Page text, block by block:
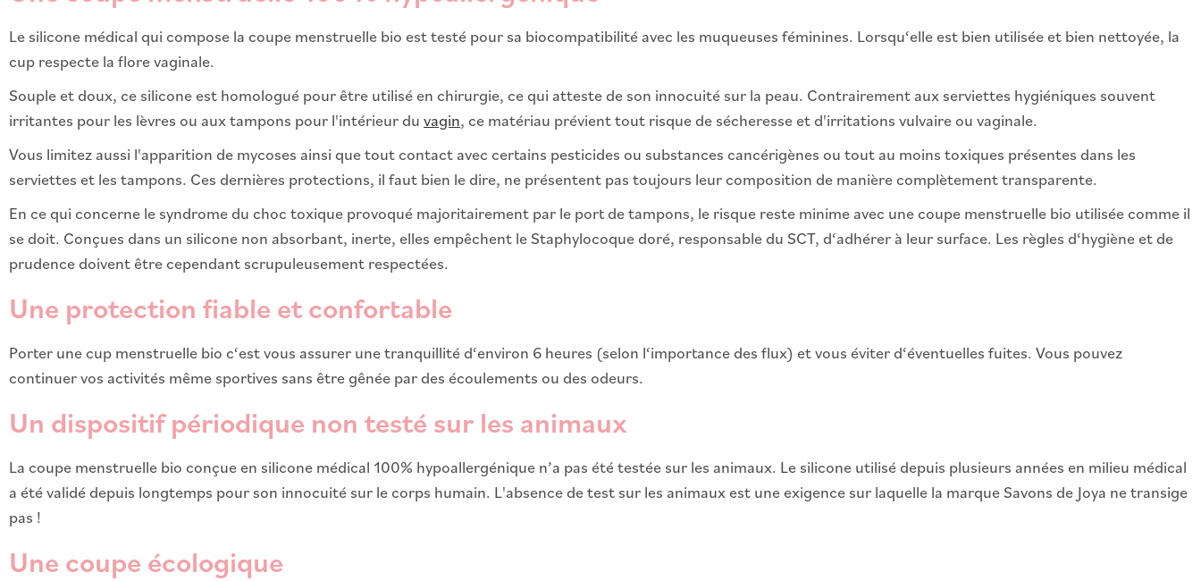
Le silicone médical qui compose la coupe menstruelle bio est testé pour sa biocompatibilité avec les muqueuses féminines. Lorsqu‘elle est bien utilisée et bien nettoyée, la
cup respecte la flore vaginale.
Souple et doux, ce silicone est homologué pour être utilisé en chirurgie, ce qui atteste de son innocuité sur la peau. Contrairement aux serviettes hygiéniques souvent
irritantes pour les lèvres ou aux tampons pour l'intérieur du vagin, ce matériau prévient tout risque de sécheresse et d'irritations vulvaire ou vaginale.
Vous limitez aussi l'apparition de mycoses ainsi que tout contact avec certains pesticides ou substances cancérigènes ou tout au moins toxiques présentes dans les
serviettes et les tampons. Ces dernières protections, il faut bien le dire, ne présentent pas toujours leur composition de manière complètement transparente.
En ce qui concerne le syndrome du choc toxique provoqué majoritairement par le port de tampons, le risque reste minime avec une coupe menstruelle bio utilisée comme il
se doit. Conçues dans un silicone non absorbant, inerte, elles empêchent le Staphylocoque doré, responsable du SCT, d‘adhérer à leur surface. Les règles d‘hygiène et de
prudence doivent être cependant scrupuleusement respectées.
Une protection fiable et confortable
Porter une cup menstruelle bio c‘est vous assurer une tranquillité d‘environ 6 heures (selon l‘importance des flux) et vous éviter d‘éventuelles fuites. Vous pouvez
continuer vos activités même sportives sans être gênée par des écoulements ou des odeurs.
Un dispositif périodique non testé sur les animaux
La coupe menstruelle bio conçue en silicone médical 100% hypoallergénique n’a pas été testée sur les animaux. Le silicone utilisé depuis plusieurs années en milieu médical
a été validé depuis longtemps pour son innocuité sur le corps humain. L'absence de test sur les animaux est une exigence sur laquelle la marque Savons de Joya ne transige
pas !
Une coupe écologique